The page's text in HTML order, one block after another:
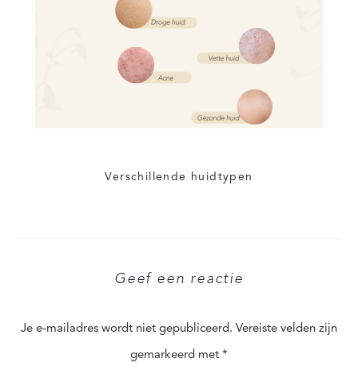
Verschillende huidtypen
Geef een reactie
Je e-mailadres wordt niet gepubliceerd. Vereiste velden zijn
gemarkeerd met *